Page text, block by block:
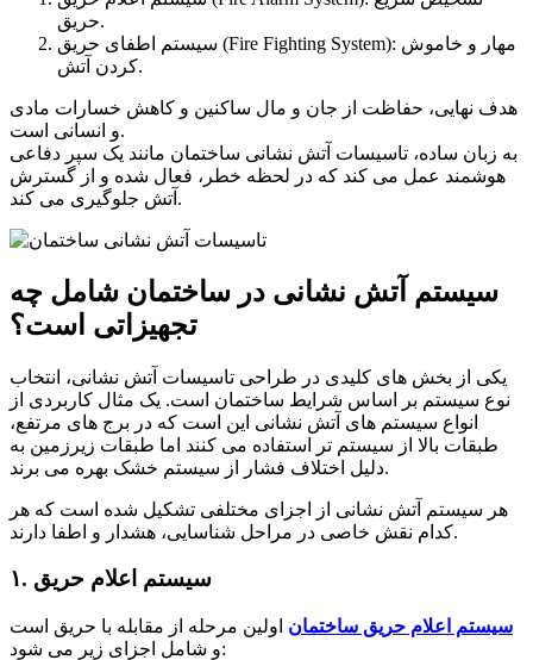
حریق.
سیستم اطفای حریق (Fire Fighting System): مهار و خاموش
کردن آتش.
هدف نهایی، حفاظت از جان و مال ساکنین و کاهش خسارات مادی
و انسانی است.
به زبان ساده، تاسیسات آتش نشانی ساختمان مانند یک سپر دفاعی
هوشمند عمل می کند که در لحظه خطر، فعال شده و از گسترش
آتش جلوگیری می کند.
سیستم آتش نشانی در ساختمان شامل چه
تجهیزاتی است؟
یکی از بخش های کلیدی در طراحی تاسیسات آتش نشانی، انتخاب
نوع سیستم بر اساس شرایط ساختمان است. یک مثال کاربردی از
انواع سیستم های آتش نشانی این است که در برج های مرتفع،
طبقات بالا از سیستم تر استفاده می کنند اما طبقات زیرزمین به
دلیل اختلاف فشار از سیستم خشک بهره می برند.
هر سیستم آتش نشانی از اجزای مختلفی تشکیل شده است که هر
کدام نقش خاصی در مراحل شناسایی، هشدار و اطفا دارند.
۱. سیستم اعلام حریق
سیستم اعلام حریق ساختمان اولین مرحله از مقابله با حریق است
و شامل اجزای زیر می شود: